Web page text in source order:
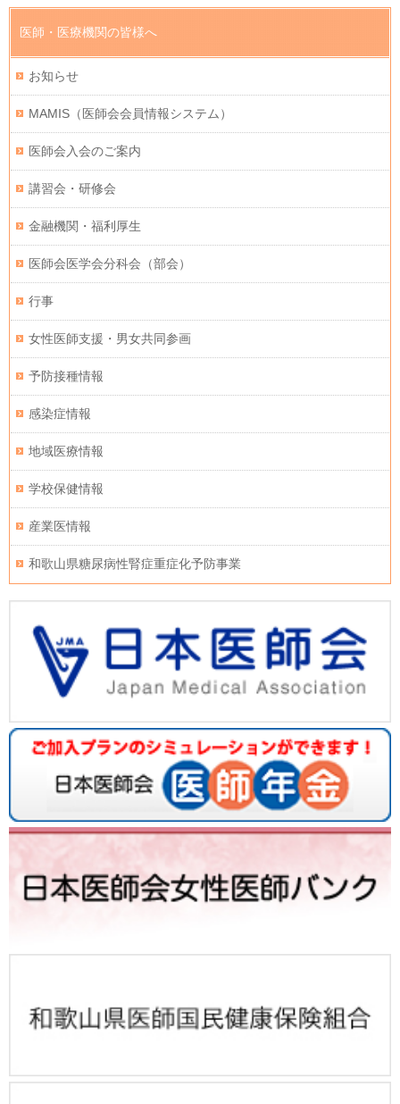
医師・医療機関の皆様へ
お知らせ
MAMIS（医師会会員情報システム）
医師会入会のご案内
講習会・研修会
金融機関・福利厚生
医師会医学会分科会（部会）
行事
女性医師支援・男女共同参画
予防接種情報
感染症情報
地域医療情報
学校保健情報
産業医情報
和歌山県糖尿病性腎症重症化予防事業